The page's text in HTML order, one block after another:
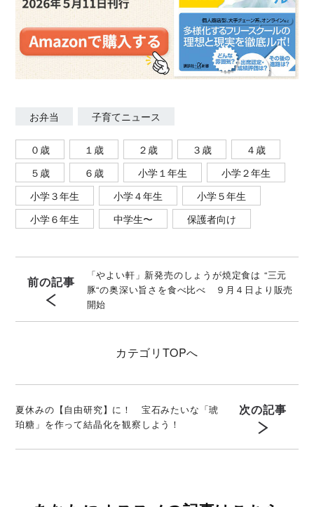
お弁当 子育てニュース
０歳 １歳 ２歳 ３歳
４歳
５歳
６歳 小学１年生
小学２年生
小学３年生
小学４年生
小学５年生
小学６年生
中学生〜 保護者向け
前の記事
「やよい軒」新発売のしょうが焼定食は “三元
豚“の奥深い旨さを食べ比べ ９月４日より販売
開始
カテゴリ TOPへ
夏休みの【自由研究】に！ 宝石みたいな「琥
珀糖」を作って結晶化を観察しよう！
次の記事